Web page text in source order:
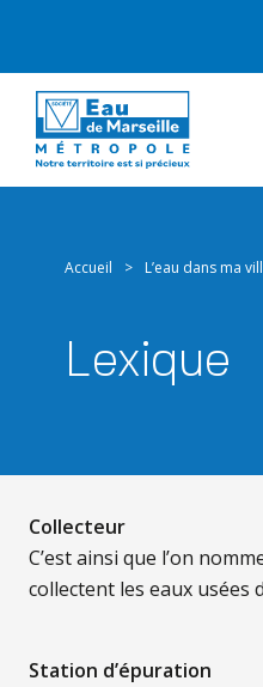
Accueil > L’eau dans ma
Lexique
Collecteur
C’est ainsi que l’on
collectent les eaux usées
Station d’épuration